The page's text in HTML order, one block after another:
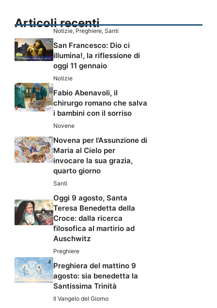
Articoli recenti
Notizie, Preghiere, Santi
San Francesco: Dio ci
illumina!, la riflessione di
oggi 11 gennaio
Notizie
Fabio Abenavoli, il
chirurgo romano che salva
i bambini con il sorriso
Novene
Novena per l’Assunzione di
Maria al Cielo per
invocare la sua grazia,
quarto giorno
Santi
Oggi 9 agosto, Santa
Teresa Benedetta della
Croce: dalla ricerca
filosofica al martirio ad
Auschwitz
Preghiere
Preghiera del mattino 9
agosto: sia benedetta la
Santissima Trinità
Il Vangelo del Giorno